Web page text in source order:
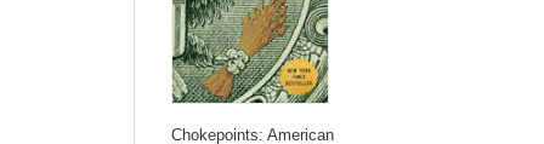
Chokepoints: American